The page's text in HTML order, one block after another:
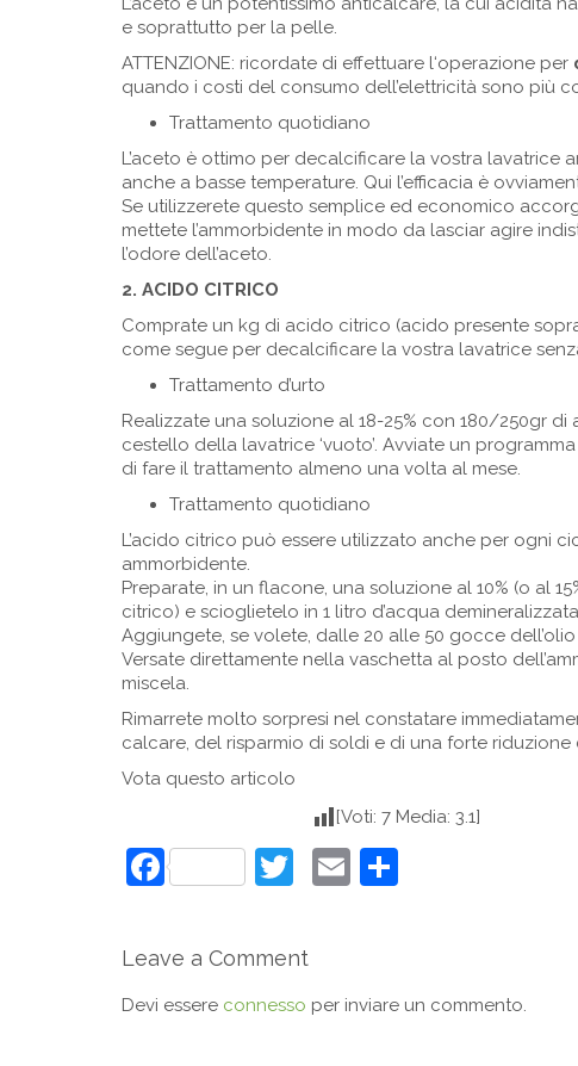
e soprattutto per la pelle.
ATTENZIONE: ricordate di effettuare l‘operazione per
quando i costi del consumo dell’elettricità sono più
Trattamento quotidiano
L’aceto è ottimo per decalcificare la vostra
anche a basse temperature. Qui l’efficacia è
Se utilizzerete questo semplice ed economico
mettete l’ammorbidente in modo da lasciar agire
l’odore dell’aceto.
2. ACIDO CITRICO
Comprate un kg di acido citrico (acido presente
come segue per decalcificare la vostra lavatrice
Trattamento d’urto
Realizzate una soluzione al 18-25% con 180/250gr
cestello della lavatrice ‘vuoto’. Avviate un
di fare il trattamento almeno una volta al mese.
Trattamento quotidiano
L’acido citrico può essere utilizzato anche per ogni
ammorbidente.
Preparate, in un flacone, una soluzione al 10% (o al
citrico) e scioglietelo in 1 litro d’acqua
Aggiungete, se volete, dalle 20 alle 50 gocce
Versate direttamente nella vaschetta al posto
miscela.
Rimarrete molto sorpresi nel constatare
calcare, del risparmio di soldi e di una forte
Vota questo articolo
[Voti: 7 Media: 3.1]
FacebookTwitter
Email
Leave a Comment
Devi essere connesso per inviare un commento.